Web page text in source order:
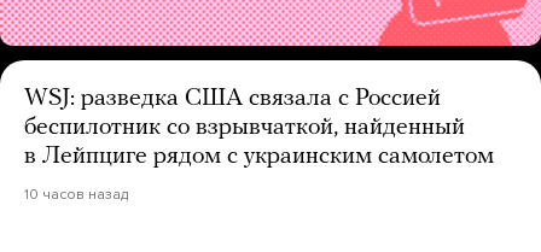
WSJ: разведка США связала с Россией
беспилотник со взрывчаткой, найденный
в Лейпциге рядом с украинским самолетом
10 часов назад